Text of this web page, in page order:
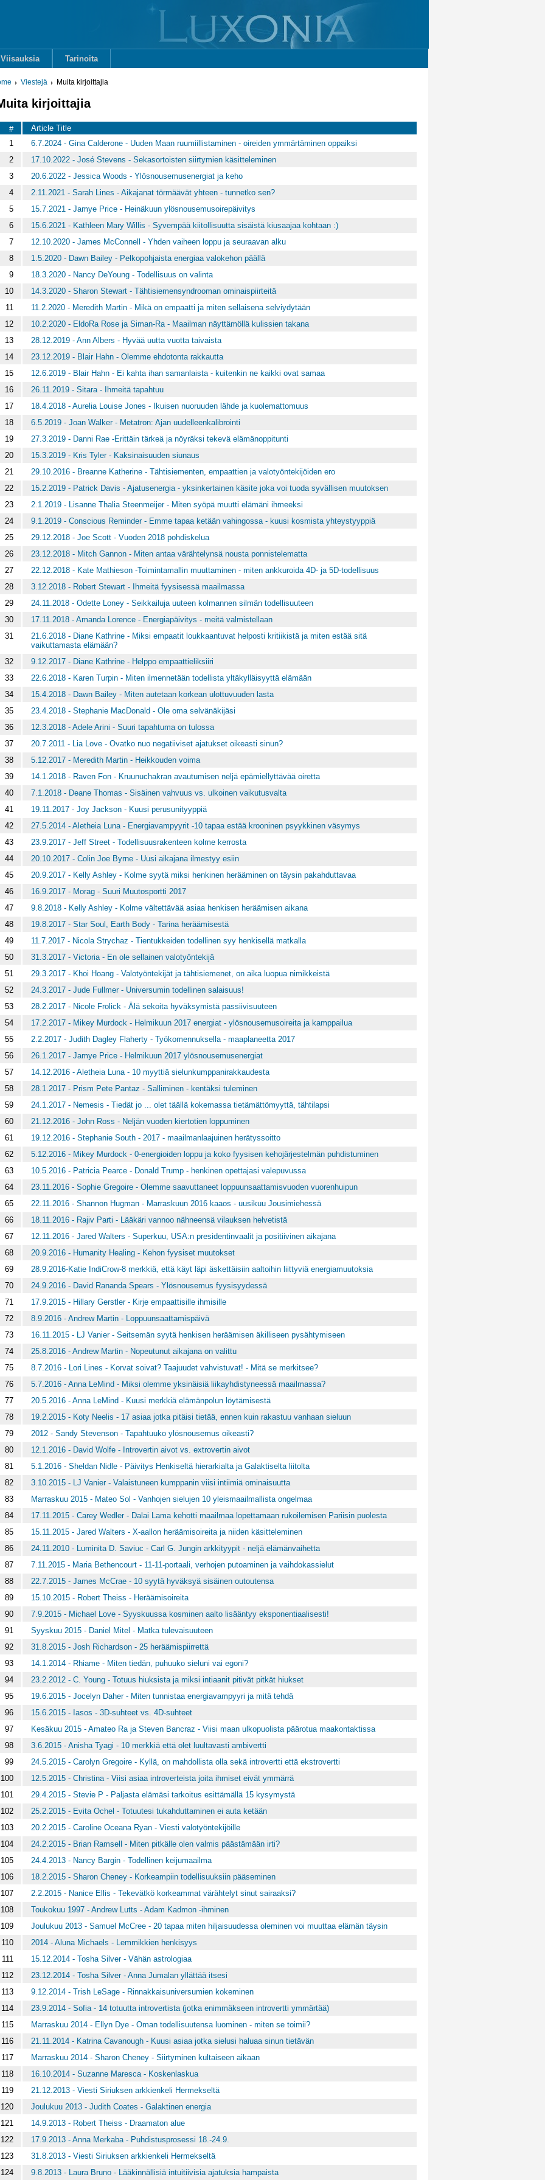
Viisauksia Tarinoita
Viestejä Muita kirjoittajia
kirjoittajia
#
Article Title
1
6.7.2024 - Gina Calderone - Uuden Maan ruumiillistaminen - oireiden ymmärtäminen oppaiksi
2
17.10.2022 - José Stevens - Sekasortoisten siirtymien käsitteleminen
3
20.6.2022 - Jessica Woods - Ylösnousemusenergiat ja keho
4
2.11.2021 - Sarah Lines - Aikajanat törmäävät yhteen - tunnetko sen?
5
15.7.2021 - Jamye Price - Heinäkuun ylösnousemusoirepäivitys
6
15.6.2021 - Kathleen Mary Willis - Syvempää kiitollisuutta sisäistä kiusaajaa kohtaan :)
7
12.10.2020 - James McConnell - Yhden vaiheen loppu ja seuraavan alku
8
1.5.2020 - Dawn Bailey - Pelkopohjaista energiaa valokehon päällä
9
18.3.2020 - Nancy DeYoung - Todellisuus on valinta
10
14.3.2020 - Sharon Stewart - Tähtisiemensyndrooman ominaispiirteitä
11
11.2.2020 - Meredith Martin - Mikä on empaatti ja miten sellaisena selviydytään
12
10.2.2020 - EldoRa Rose ja Siman-Ra - Maailman näyttämöllä kulissien takana
13
28.12.2019 - Ann Albers - Hyvää uutta vuotta taivaista
14
23.12.2019 - Blair Hahn - Olemme ehdotonta rakkautta
15
12.6.2019 - Blair Hahn - Ei kahta ihan samanlaista - kuitenkin ne kaikki ovat samaa
16
26.11.2019 - Sitara - Ihmeitä tapahtuu
17
18.4.2018 - Aurelia Louise Jones - Ikuisen nuoruuden lähde ja kuolemattomuus
18
6.5.2019 - Joan Walker - Metatron: Ajan uudelleenkalibrointi
19
27.3.2019 - Danni Rae -Erittäin tärkeä ja nöyräksi tekevä elämänoppitunti
20
15.3.2019 - Kris Tyler - Kaksinaisuuden siunaus
21
29.10.2016 - Breanne Katherine - Tähtisiementen, empaattien ja valotyöntekijöiden ero
22
15.2.2019 - Patrick Davis - Ajatusenergia - yksinkertainen käsite joka voi tuoda syvällisen muutoksen
23
2.1.2019 - Lisanne Thalia Steenmeijer - Miten syöpä muutti elämäni ihmeeksi
24
9.1.2019 - Conscious Reminder - Emme tapaa ketään vahingossa - kuusi kosmista yhteystyyppiä
25
29.12.2018 - Joe Scott - Vuoden 2018 pohdiskelua
26
23.12.2018 - Mitch Gannon - Miten antaa värähtelynsä nousta ponnistelematta
27
22.12.2018 - Kate Mathieson -Toimintamallin muuttaminen - miten ankkuroida 4D- ja 5D-todellisuus
28
3.12.2018 - Robert Stewart - Ihmeitä fyysisessä maailmassa
29
24.11.2018 - Odette Loney - Seikkailuja uuteen kolmannen silmän todellisuuteen
30
17.11.2018 - Amanda Lorence - Energiapäivitys - meitä valmistellaan
31
21.6.2018 - Diane Kathrine - Miksi empaatit loukkaantuvat helposti kritiikistä ja miten estää sitä
vaikuttamasta elämään?
32
9.12.2017 - Diane Kathrine - Helppo empaattieliksiiri
33
22.6.2018 - Karen Turpin - Miten ilmennetään todellista yltäkylläisyyttä elämään
34
15.4.2018 - Dawn Bailey - Miten autetaan korkean ulottuvuuden lasta
35
23.4.2018 - Stephanie MacDonald - Ole oma selvänäkijäsi
36
12.3.2018 - Adele Arini - Suuri tapahtuma on tulossa
37
20.7.2011 - Lia Love - Ovatko nuo negatiiviset ajatukset oikeasti sinun?
38
5.12.2017 - Meredith Martin - Heikkouden voima
39
14.1.2018 - Raven Fon - Kruunuchakran avautumisen neljä epämiellyttävää oiretta
40
7.1.2018 - Deane Thomas - Sisäinen vahvuus vs. ulkoinen vaikutusvalta
41
19.11.2017 - Joy Jackson - Kuusi perusunityyppiä
42
27.5.2014 - Aletheia Luna - Energiavampyyrit -10 tapaa estää krooninen psyykkinen väsymys
43
23.9.2017 - Jeff Street - Todellisuusrakenteen kolme kerrosta
44
20.10.2017 - Colin Joe Byrne - Uusi aikajana ilmestyy esiin
45
20.9.2017 - Kelly Ashley - Kolme syytä miksi henkinen herääminen on täysin pakahduttavaa
46
16.9.2017 - Morag - Suuri Muutosportti 2017
47
9.8.2018 - Kelly Ashley - Kolme vältettävää asiaa henkisen heräämisen aikana
48
19.8.2017 - Star Soul, Earth Body - Tarina heräämisestä
49
11.7.2017 - Nicola Strychaz - Tientukkeiden todellinen syy henkisellä matkalla
50
31.3.2017 - Victoria - En ole sellainen valotyöntekijä
51
29.3.2017 - Khoi Hoang - Valotyöntekijät ja tähtisiemenet, on aika luopua nimikkeistä
52
24.3.2017 - Jude Fullmer - Universumin todellinen salaisuus!
53
28.2.2017 - Nicole Frolick - Älä sekoita hyväksymistä passiivisuuteen
54
17.2.2017 - Mikey Murdock - Helmikuun 2017 energiat - ylösnousemusoireita ja kamppailua
55
2.2.2017 - Judith Dagley Flaherty - Työkomennuksella - maaplaneetta 2017
56
26.1.2017 - Jamye Price - Helmikuun 2017 ylösnousemusenergiat
57
14.12.2016 - Aletheia Luna - 10 myyttiä sielunkumppanirakkaudesta
58
28.1.2017 - Prism Pete Pantaz - Salliminen - kentäksi tuleminen
59
24.1.2017 - Nemesis - Tiedät jo ... olet täällä kokemassa tietämättömyyttä, tähtilapsi
60
21.12.2016 - John Ross - Neljän vuoden kiertotien loppuminen
61
19.12.2016 - Stephanie South - 2017 - maailmanlaajuinen herätyssoitto
62
5.12.2016 - Mikey Murdock - 0-energioiden loppu ja koko fyysisen kehojärjestelmän puhdistuminen
63
10.5.2016 - Patricia Pearce - Donald Trump - henkinen opettajasi valepuvussa
64
23.11.2016 - Sophie Gregoire - Olemme saavuttaneet loppuunsaattamisvuoden vuorenhuipun
65
22.11.2016 - Shannon Hugman - Marraskuun 2016 kaaos - uusikuu Jousimiehessä
66
18.11.2016 - Rajiv Parti - Lääkäri vannoo nähneensä vilauksen helvetistä
67
12.11.2016 - Jared Walters - Superkuu, USA:n presidentinvaalit ja positiivinen aikajana
68
20.9.2016 - Humanity Healing - Kehon fyysiset muutokset
69
28.9.2016-Katie IndiCrow-8 merkkiä, että käyt läpi äskettäisiin aaltoihin liittyviä energiamuutoksia
70
24.9.2016 - David Rananda Spears - Ylösnousemus fyysisyydessä
71
17.9.2015 - Hillary Gerstler - Kirje empaattisille ihmisille
72
8.9.2016 - Andrew Martin - Loppuunsaattamispäivä
73
16.11.2015 - LJ Vanier - Seitsemän syytä henkisen heräämisen äkilliseen pysähtymiseen
74
25.8.2016 - Andrew Martin - Nopeutunut aikajana on valittu
75
8.7.2016 - Lori Lines - Korvat soivat? Taajuudet vahvistuvat! - Mitä se merkitsee?
76
5.7.2016 - Anna LeMind - Miksi olemme yksinäisiä liikayhdistyneessä maailmassa?
77
20.5.2016 - Anna LeMind - Kuusi merkkiä elämänpolun löytämisestä
78
19.2.2015 - Koty Neelis - 17 asiaa jotka pitäisi tietää, ennen kuin rakastuu vanhaan sieluun
79
2012 - Sandy Stevenson - Tapahtuuko ylösnousemus oikeasti?
80
12.1.2016 - David Wolfe - Introvertin aivot vs. extrovertin aivot
81
5.1.2016 - Sheldan Nidle - Päivitys Henkiseltä hierarkialta ja Galaktiselta liitolta
82
3.10.2015 - LJ Vanier - Valaistuneen kumppanin viisi intiimiä ominaisuutta
83
Marraskuu 2015 - Mateo Sol - Vanhojen sielujen 10 yleismaailmallista ongelmaa
84
17.11.2015 - Carey Wedler - Dalai Lama kehotti maailmaa lopettamaan rukoilemisen Pariisin puolesta
85
15.11.2015 - Jared Walters - X-aallon heräämisoireita ja niiden käsitteleminen
86
24.11.2010 - Luminita D. Saviuc - Carl G. Jungin arkkityypit - neljä elämänvaihetta
87
7.11.2015 - Maria Bethencourt - 11-11-portaali, verhojen putoaminen ja vaihdokassielut
88
22.7.2015 - James McCrae - 10 syytä hyväksyä sisäinen outoutensa
89
15.10.2015 - Robert Theiss - Heräämisoireita
90
7.9.2015 - Michael Love - Syyskuussa kosminen aalto lisääntyy eksponentiaalisesti!
91
Syyskuu 2015 - Daniel Mitel - Matka tulevaisuuteen
92
31.8.2015 - Josh Richardson - 25 heräämispiirrettä
93
14.1.2014 - Rhiame - Miten tiedän, puhuuko sieluni vai egoni?
94
23.2.2012 - C. Young - Totuus hiuksista ja miksi intiaanit pitivät pitkät hiukset
95
19.6.2015 - Jocelyn Daher - Miten tunnistaa energiavampyyri ja mitä tehdä
96
15.6.2015 - Iasos - 3D-suhteet vs. 4D-suhteet
97
Kesäkuu 2015 - Amateo Ra ja Steven Bancraz - Viisi maan ulkopuolista päärotua maakontaktissa
98
3.6.2015 - Anisha Tyagi - 10 merkkiä että olet luultavasti ambivertti
99
24.5.2015 - Carolyn Gregoire - Kyllä, on mahdollista olla sekä introvertti että ekstrovertti
100
12.5.2015 - Christina - Viisi asiaa introverteista joita ihmiset eivät ymmärrä
101
29.4.2015 - Stevie P - Paljasta elämäsi tarkoitus esittämällä 15 kysymystä
102
25.2.2015 - Evita Ochel - Totuutesi tukahduttaminen ei auta ketään
103
20.2.2015 - Caroline Oceana Ryan - Viesti valotyöntekijöille
104
24.2.2015 - Brian Ramsell - Miten pitkälle olen valmis päästämään irti?
105
24.4.2013 - Nancy Bargin - Todellinen keijumaailma
106
18.2.2015 - Sharon Cheney - Korkeampiin todellisuuksiin pääseminen
107
2.2.2015 - Nanice Ellis - Tekevätkö korkeammat värähtelyt sinut sairaaksi?
108
Toukokuu 1997 - Andrew Lutts - Adam Kadmon -ihminen
109
Joulukuu 2013 - Samuel McCree - 20 tapaa miten hiljaisuudessa oleminen voi muuttaa elämän täysin
110
2014 - Aluna Michaels - Lemmikkien henkisyys
111
15.12.2014 - Tosha Silver - Vähän astrologiaa
112
23.12.2014 - Tosha Silver - Anna Jumalan yllättää itsesi
113
9.12.2014 - Trish LeSage - Rinnakkaisuniversumien kokeminen
114
23.9.2014 - Sofia - 14 totuutta introvertista (jotka enimmäkseen introvertti ymmärtää)
115
Marraskuu 2014 - Ellyn Dye - Oman todellisuutensa luominen - miten se toimii?
116
21.11.2014 - Katrina Cavanough - Kuusi asiaa jotka sielusi haluaa sinun tietävän
117
Marraskuu 2014 - Sharon Cheney - Siirtyminen kultaiseen aikaan
118
16.10.2014 - Suzanne Maresca - Koskenlaskua
119
21.12.2013 - Viesti Siriuksen arkkienkeli Hermekseltä
120
Joulukuu 2013 - Judith Coates - Galaktinen energia
121
14.9.2013 - Robert Theiss - Draamaton alue
122
17.9.2013 - Anna Merkaba - Puhdistusprosessi 18.-24.9.
123
31.8.2013 - Viesti Siriuksen arkkienkeli Hermekseltä
124
9.8.2013 - Laura Bruno - Lääkinnällisiä intuitiivisia ajatuksia hampaista